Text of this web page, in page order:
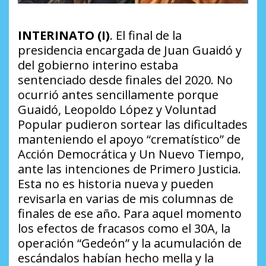
INTERINATO (I). El final de la
presidencia encargada de Juan Guaidó y
del gobierno interino estaba
sentenciado desde finales del 2020. No
ocurrió antes sencillamente porque
Guaidó, Leopoldo López y Voluntad
Popular pudieron sortear las dificultades
manteniendo el apoyo “crematístico” de
Acción Democrática y Un Nuevo Tiempo,
ante las intenciones de Primero Justicia.
Esta no es historia nueva y pueden
revisarla en varias de mis columnas de
finales de ese año. Para aquel momento
los efectos de fracasos como el 30A, la
operación “Gedeón” y la acumulación de
escándalos habían hecho mella y la